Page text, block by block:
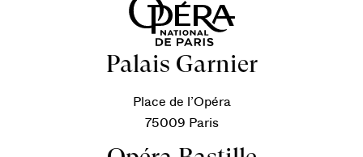
Palais Garnier
Place de l’Opéra
75009 Paris